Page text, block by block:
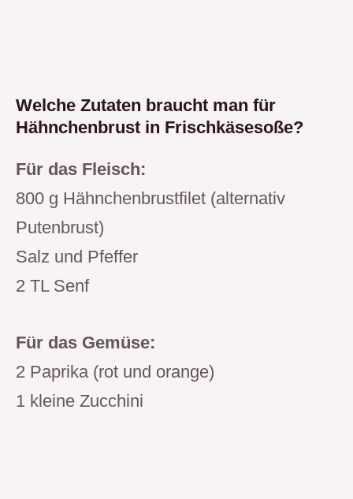
Welche Zutaten braucht man für
Hähnchenbrust in Frischkäsesoße?
Für das Fleisch:
800 g Hähnchenbrustfilet (alternativ
Putenbrust)
Salz und Pfeffer
2 TL Senf
Für das Gemüse:
2 Paprika (rot und orange)
1 kleine Zucchini